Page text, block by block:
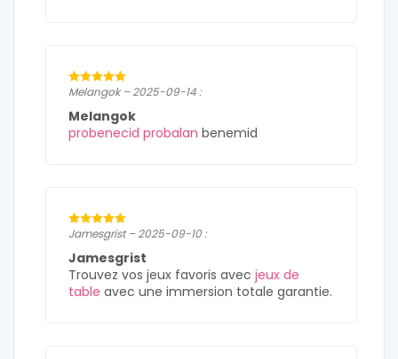
Melangok – 2025-09-14 :
Melangok
probenecid probalan benemid
Jamesgrist – 2025-09-10 :
Jamesgrist
Trouvez vos jeux favoris avec jeux de
table avec une immersion totale garantie.